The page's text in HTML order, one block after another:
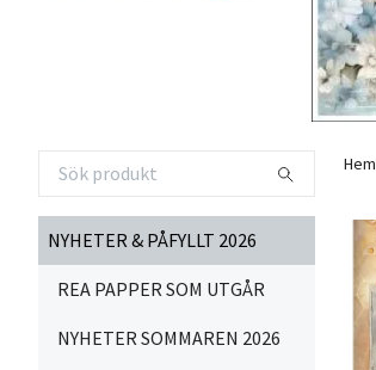
NYHETER & PÅFYLLT 2026
REA PAPPER SOM UTGÅR
NYHETER SOMMAREN 2026
Hem